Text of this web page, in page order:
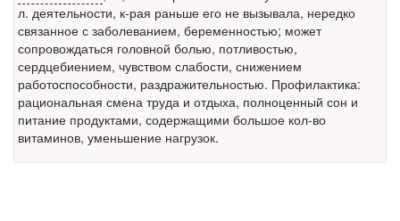
встрече с журналистами ведущих...
Местная анестезия развивает кардиотоксичность
Федеральная служба по
надзору в сфере
здравоохранения озвучила
тревожную статистику. Она
л. деятельности, к-рая раньше его не вызывала, нередко
связанное с заболеванием, беременностью; может
сопровождаться головной болью, потливостью,
сердцебиением, чувством слабости, снижением
работоспособности, раздражительностью. Профилактика:
рациональная смена труда и отдыха, полноценный сон и
питание продуктами, содержащими большое кол-во
витаминов, уменьшение нагрузок.